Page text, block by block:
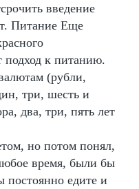
введение
Питание Еще
подход к питанию.
(рубли,
три, шесть и
два, три, пять лет
но потом понял,
время, были бы
постоянно едите и